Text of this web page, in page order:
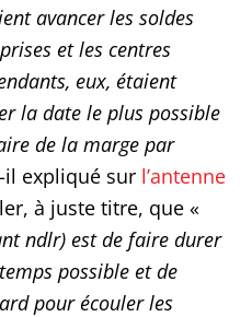
avancer les soldes
et les centres
eux, étaient
la date le plus possible
de la marge par
il expliqué sur l’antenne
à juste titre, que «
ndlr) est de faire durer
possible et de
pour écouler les